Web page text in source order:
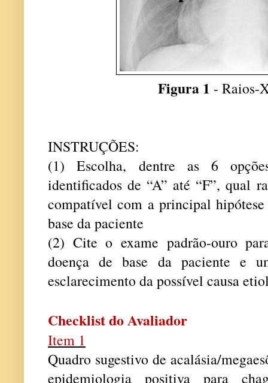
Figura 1 - Raios-
INSTRUÇÕES:
(1) Escolha, dentre as 6
identificados de “A” até “F”, qual
compatível com a principal
base da paciente
(2) Cite o exame padrão-ouro
doença de base da paciente e
esclarecimento da possível causa
Checklist do Avaliador
Item 1
Quadro sugestivo de acalásia/
epidemiologia positiva para